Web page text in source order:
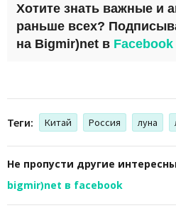
Хотите знать важные и
раньше всех?
на Bigmir)net в Facebook
Теги: Китай Россия луна
Не пропусти другие
bigmir)net в facebook